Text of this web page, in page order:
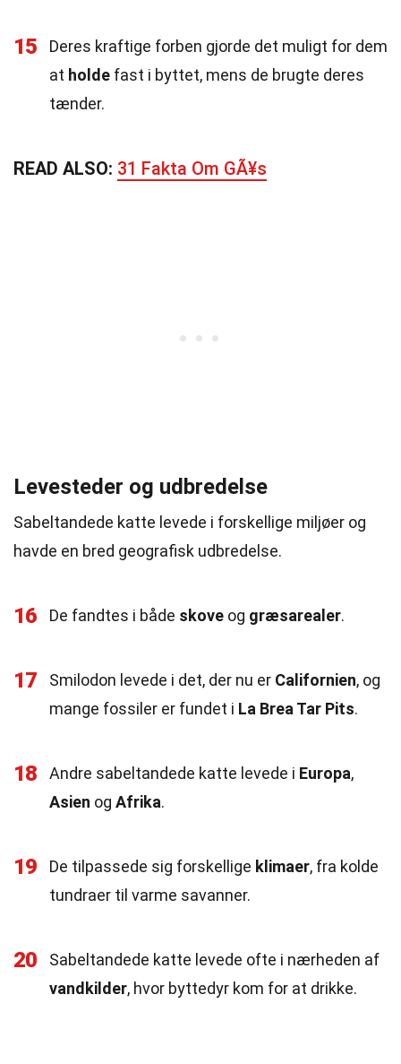
15
Deres kraftige forben gjorde det muligt for dem
at holde fast i byttet, mens de brugte deres
tænder.
READ ALSO: 31 Fakta Om GÃ¥s
Levesteder og udbredelse
Sabeltandede katte levede i forskellige miljøer og
havde en bred geografisk udbredelse.
16 De fandtes i både skove og græsarealer.
17 Smilodon levede i det, der nu er Californien, og
mange fossiler er fundet i La Brea Tar Pits.
18 Andre sabeltandede katte levede i Europa,
Asien og Afrika.
19 De tilpassede sig forskellige klimaer, fra kolde
tundraer til varme savanner.
20
Sabeltandede katte levede ofte i nærheden af
vandkilder, hvor byttedyr kom for at drikke.